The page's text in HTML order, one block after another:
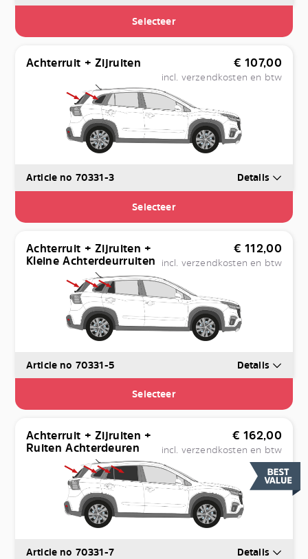
Selecteer
Achterruit + Zijruiten € 107,00
incl. verzendkosten en btw
Article no 70331-3 Details
Selecteer
Achterruit + Zijruiten +
Kleine Achterdeurruiten
€ 112,00
incl. verzendkosten en btw
Article no 70331-5 Details
Selecteer
Achterruit + Zijruiten +
Ruiten Achterdeuren
€ 162,00
incl. verzendkosten en btw
Article no 70331-7 Details